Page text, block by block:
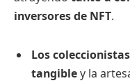
inversores de NFT.
Los
tangibley la